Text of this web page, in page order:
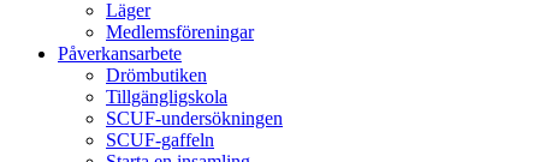
Läger
Medlemsföreningar
Påverkansarbete
Drömbutiken
Tillgängligskola
SCUF-undersökningen
SCUF-gaffeln